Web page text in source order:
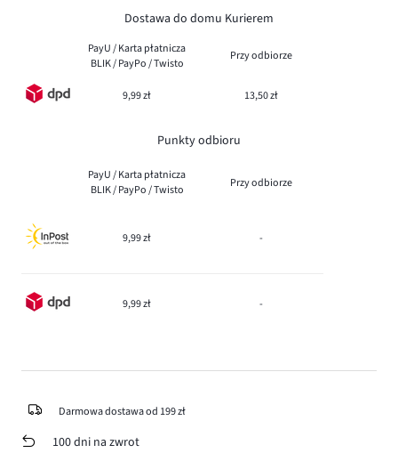
Dostawa do domu Kurierem
PayU / Karta płatnicza
BLIK / PayPo / Twisto
Przy odbiorze
9,99 zł 13,50 zł
Punkty odbioru
PayU / Karta płatnicza
BLIK / PayPo / Twisto
Przy odbiorze
9,99 zł -
9,99 zł -
Darmowa dostawa od 199 zł
100 dni na zwrot